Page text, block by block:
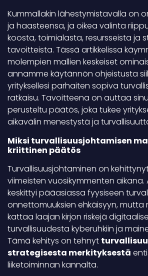
Kummallakin lähestymistavalla on
ja haasteensa, ja oikea valinta
koosta, toimialasta, resursseista ja
tavoitteista. Tässä artikkelissa
molempien mallien keskeiset
annamme käytännön ohjeistusta
yrityksellesi parhaiten sopiva
ratkaisu. Tavoitteena on auttaa
perusteltu päätös, joka tukee
aikavälin menestystä ja
Miksi turvallisuusjohtamisen
kriittinen päätös
Turvallisuusjohtaminen on
viimeisten vuosikymmenten aikana.
keskittyi pääasiassa fyysiseen
onnettomuuksien ehkäisyyn, mutta
kattaa laajan kirjon riskejä
turvallisuudesta kyberuhkiin ja
Tämä kehitys on tehnyt
strategisesta merkityksestä
liiketoiminnan kannalta.